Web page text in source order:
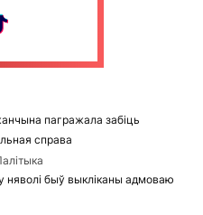
пагражала забіць
справа
няволі быў выкліканы адмоваю